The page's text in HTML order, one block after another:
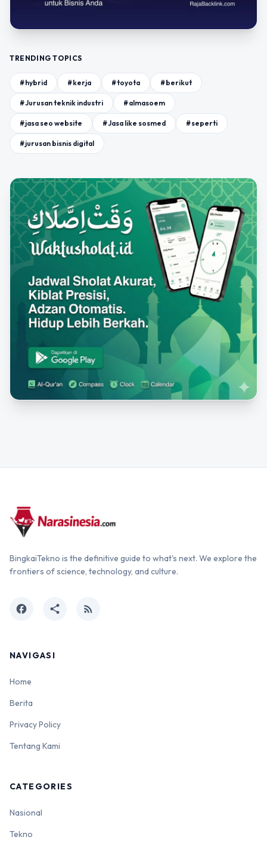
TRENDING TOPICS
#hybrid #kerja #toyota #berikut
#Jurusan teknik industri #almasoem
#jasa seo website #Jasa like sosmed #seperti
#jurusan bisnis digital
BingkaiTekno is the definitive guide to what's next. We explore the
frontiers of science, technology, and culture.
facebook share rss_feed
NAVIGASI
Home
Berita
Privacy Policy
Tentang Kami
CATEGORIES
Nasional
Tekno